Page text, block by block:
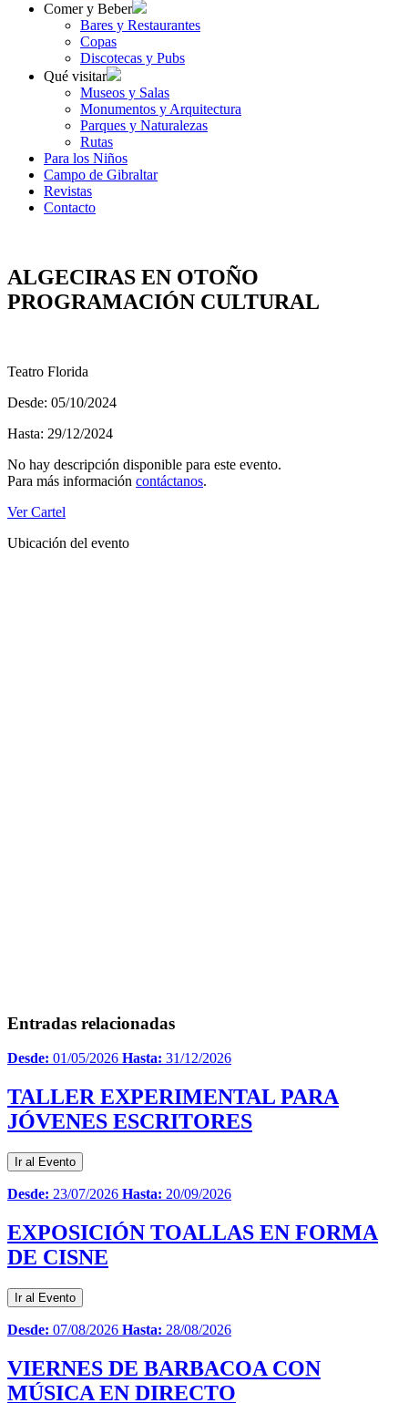
Comer y Beber
Bares y Restaurantes
Copas
Discotecas y Pubs
Qué visitar
Museos y Salas
Monumentos y Arquitectura
Parques y Naturalezas
Rutas
Para los Niños
Campo de Gibraltar
Revistas
Contacto
ALGECIRAS EN OTOÑO
PROGRAMACIÓN CULTURAL
Teatro Florida
Desde: 05/10/2024
Hasta: 29/12/2024
No hay descripción disponible para este evento.
Para más información contáctanos.
Ver Cartel
Ubicación del evento
Entradas relacionadas
Desde: 01/05/2026 Hasta: 31/12/2026
TALLER EXPERIMENTAL PARA
JÓVENES ESCRITORES
Ir al Evento
Desde: 23/07/2026 Hasta: 20/09/2026
EXPOSICIÓN TOALLAS EN FORMA
DE CISNE
Ir al Evento
Desde: 07/08/2026 Hasta: 28/08/2026
VIERNES DE BARBACOA CON
MÚSICA EN DIRECTO